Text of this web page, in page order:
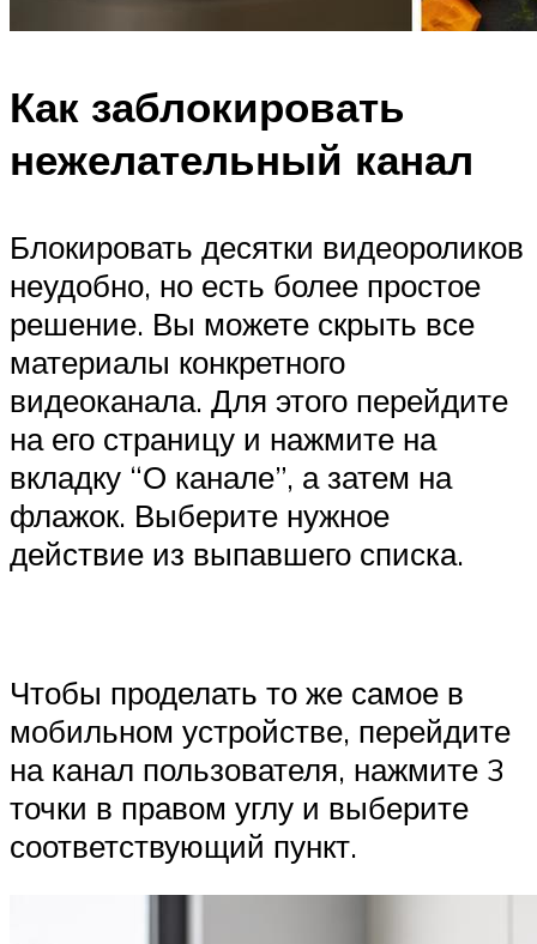
Как заблокировать
нежелательный канал
Блокировать десятки видеороликов
неудобно, но есть более простое
решение. Вы можете скрыть все
материалы конкретного
видеоканала. Для этого перейдите
на его страницу и нажмите на
вкладку “О канале”, а затем на
флажок. Выберите нужное
действие из выпавшего списка.
Чтобы проделать то же самое в
мобильном устройстве, перейдите
на канал пользователя, нажмите 3
точки в правом углу и выберите
соответствующий пункт.